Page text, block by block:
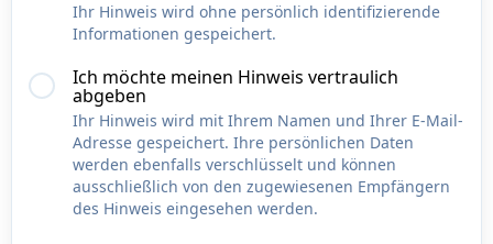
Ihr Hinweis wird ohne persönlich identifizierende
Informationen gespeichert.
Ich möchte meinen Hinweis vertraulich
abgeben
Ihr Hinweis wird mit Ihrem Namen und Ihrer E-Mail-
Adresse gespeichert. Ihre persönlichen Daten
werden ebenfalls verschlüsselt und können
ausschließlich von den zugewiesenen Empfängern
des Hinweis eingesehen werden.